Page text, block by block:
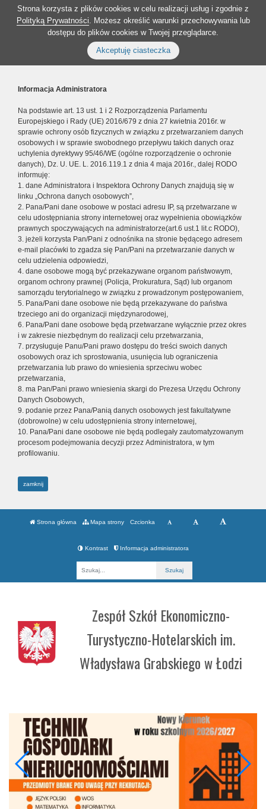
Strona korzysta z plików cookies w celu realizacji usług i zgodnie z
Polityką Prywatności. Możesz określić warunki przechowywania lub
dostępu do plików cookies w Twojej przeglądarce.
Akceptuję ciasteczka
Informacja Administratora
Na podstawie art. 13 ust. 1 i 2 Rozporządzenia Parlamentu
Europejskiego i Rady (UE) 2016/679 z dnia 27 kwietnia 2016r. w
sprawie ochrony osób fizycznych w związku z przetwarzaniem danych
osobowych i w sprawie swobodnego przepływu takich danych oraz
uchylenia dyrektywy 95/46/WE (ogólne rozporządzenie o ochronie
danych), Dz. U. UE. L. 2016.119.1 z dnia 4 maja 2016r., dalej RODO
informuję:
1. dane Administratora i Inspektora Ochrony Danych znajdują się w
linku „Ochrona danych osobowych”,
2. Pana/Pani dane osobowe w postaci adresu IP, są przetwarzane w
celu udostępniania strony internetowej oraz wypełnienia obowiązków
prawnych spoczywających na administratorze(art.6 ust.1 lit.c RODO),
3. jeżeli korzysta Pan/Pani z odnośnika na stronie będącego adresem
e-mail placówki to zgadza się Pan/Pani na przetwarzanie danych w
celu udzielenia odpowiedzi,
4. dane osobowe mogą być przekazywane organom państwowym,
organom ochrony prawnej (Policja, Prokuratura, Sąd) lub organom
samorządu terytorialnego w związku z prowadzonym postępowaniem,
5. Pana/Pani dane osobowe nie będą przekazywane do państwa
trzeciego ani do organizacji międzynarodowej,
6. Pana/Pani dane osobowe będą przetwarzane wyłącznie przez okres
i w zakresie niezbędnym do realizacji celu przetwarzania,
7. przysługuje Panu/Pani prawo dostępu do treści swoich danych
osobowych oraz ich sprostowania, usunięcia lub ograniczenia
przetwarzania lub prawo do wniesienia sprzeciwu wobec
przetwarzania,
8. ma Pan/Pani prawo wniesienia skargi do Prezesa Urzędu Ochrony
Danych Osobowych,
9. podanie przez Pana/Panią danych osobowych jest fakultatywne
(dobrowolne) w celu udostępnienia strony internetowej,
10. Pana/Pani dane osobowe nie będą podlegały zautomatyzowanym
procesom podejmowania decyzji przez Administratora, w tym
profilowaniu.
zamknij
Strona główna Mapa strony Czcionka
Kontrast Informacja administratora
Zespół Szkół Ekonomiczno-
Turystyczno-Hotelarskich im.
Władysława Grabskiego w Łodzi